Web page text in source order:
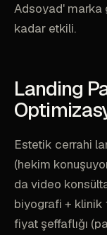
Adsoyad' marka
kadar etkili.
Landing
Estetik cerrahi
(hekim
da video
biyografi + klinik
fiyat şeffaflığı